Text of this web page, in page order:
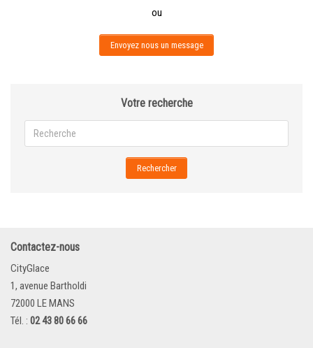
ou
Envoyez nous un message
Votre recherche
Rechercher
Contactez-nous
CityGlace
1, avenue Bartholdi
72000 LE MANS
Tél. : 02 43 80 66 66